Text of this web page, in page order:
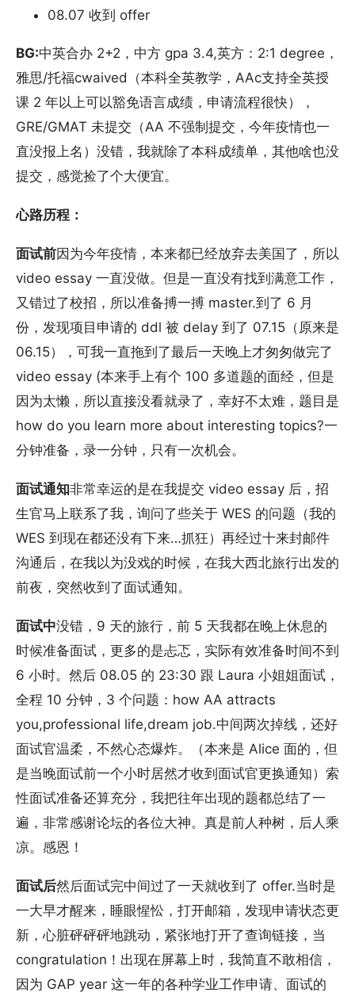
08.07 收到 offer
BG:中英合办 2+2，中方 gpa 3.4,英方：2:1 degree，
雅思/托福cwaived（本科全英教学，AAc支持全英授
课 2 年以上可以豁免语言成绩，申请流程很快），
GRE/GMAT 未提交（AA 不强制提交，今年疫情也一
直没报上名）没错，我就除了本科成绩单，其他啥也没
提交，感觉捡了个大便宜。
心路历程：
面试前因为今年疫情，本来都已经放弃去美国了，所以
video essay 一直没做。但是一直没有找到满意工作，
又错过了校招，所以准备搏一搏 master.到了 6 月
份，发现项目申请的 ddl 被 delay 到了 07.15（原来是
06.15），可我一直拖到了最后一天晚上才匆匆做完了
video essay (本来手上有个 100 多道题的面经，但是
因为太懒，所以直接没看就录了，幸好不太难，题目是
how do you learn more about interesting topics?一
分钟准备，录一分钟，只有一次机会。
面试通知非常幸运的是在我提交 video essay 后，招
生官马上联系了我，询问了些关于 WES 的问题（我的
WES 到现在都还没有下来…抓狂）再经过十来封邮件
沟通后，在我以为没戏的时候，在我大西北旅行出发的
前夜，突然收到了面试通知。
面试中没错，9 天的旅行，前 5 天我都在晚上休息的
时候准备面试，更多的是忐忑，实际有效准备时间不到
6 小时。然后 08.05 的 23:30 跟 Laura 小姐姐面试，
全程 10 分钟，3 个问题：how AA attracts
you,professional life,dream job.中间两次掉线，还好
面试官温柔，不然心态爆炸。（本来是 Alice 面的，但
是当晚面试前一个小时居然才收到面试官更换通知）索
性面试准备还算充分，我把往年出现的题都总结了一
遍，非常感谢论坛的各位大神。真是前人种树，后人乘
凉。感恩！
面试后然后面试完中间过了一天就收到了 offer.当时是
一大早才醒来，睡眼惺忪，打开邮箱，发现申请状态更
新，心脏砰砰砰地跳动，紧张地打开了查询链接，当
congratulation！出现在屏幕上时，我简直不敢相信，
因为 GAP year 这一年的各种学业工作申请、面试的